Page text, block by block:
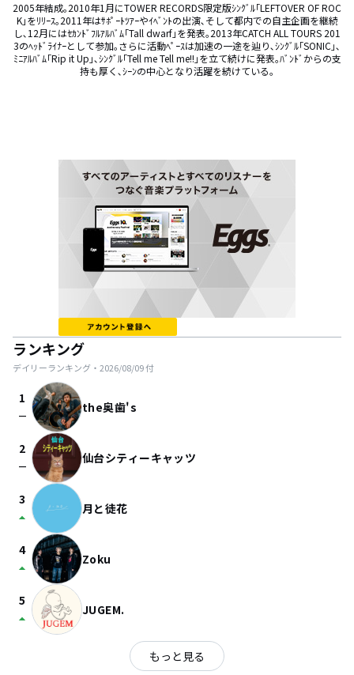
2005年結成｡2010年1月にTOWER RECORDS限定版ｼﾝｸﾞﾙ｢LEFTOVER OF ROC
K｣をﾘﾘｰｽ｡2011年はｻﾎﾟｰﾄﾂｱｰやｲﾍﾞﾝﾄの出演､そして都内での自主企画を継続
し､12月にはｾｶﾝﾄﾞﾌﾙｱﾙﾊﾞﾑ｢Tall dwarf｣を発表｡2013年CATCH ALL TOURS 201
3のﾍｯﾄﾞﾗｲﾅｰとして参加｡さらに活動ﾍﾟｰｽは加速の一途を辿り､ｼﾝｸﾞﾙ｢SONIC｣､
ﾐﾆｱﾙﾊﾞﾑ｢Rip it Up｣､ｼﾝｸﾞﾙ｢Tell me Tell me!!｣を立て続けに発表｡ﾊﾞﾝﾄﾞからの支
ランキング
デイリーランキング・ 2026/08/09付
1
check_indeterminate_small the奥歯's
2
check_indeterminate_small 仙台シティーキャッツ
3
arrow_drop_up 月と徒花
4
arrow_drop_up Zoku
5
arrow_drop_up JUGEM.
もっと見る